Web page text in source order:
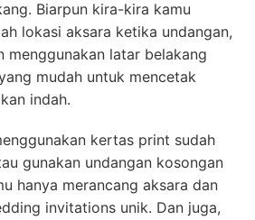
Biarpun kira-kira kamu
lokasi aksara ketika undangan,
menggunakan latar belakang
mudah untuk mencetak
indah.
kertas print sudah
gunakan undangan kosongan
hanya merancang aksara dan
invitations unik. Dan juga,